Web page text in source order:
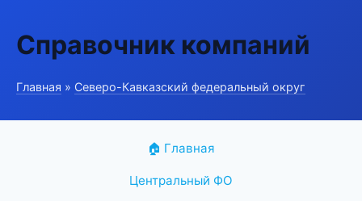
Справочник компаний
Главная » Северо-Кавказский федеральный округ
🏠 Главная
Центральный ФО